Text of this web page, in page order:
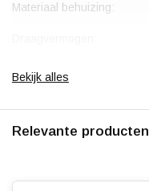
Materiaal behuizing:
Bekijk alles
Relevante producten